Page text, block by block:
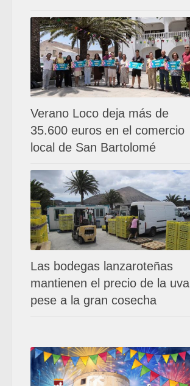
Verano Loco deja más de
35.600 euros en el comercio
local de San Bartolomé
Las bodegas lanzaroteñas
mantienen el precio de la uva
pese a la gran cosecha